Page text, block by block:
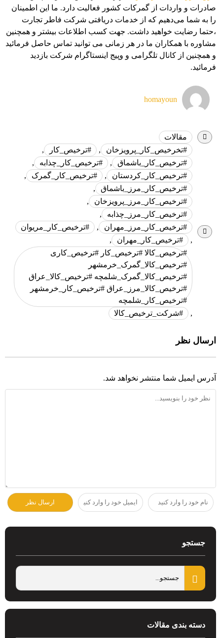
صادرات و واردات از گمرکات کشور فعالیت دارد. ما این اطمینان
را به شما می‌دهیم که از خدمات دریافتی شرکت فاطر تجارت
،حتما رضایت خواهید داشت. جهت کسب اطلاعات بیشتر و همچنین
مشاوره با همکاران ما در هر زمانی می توانید تماس حاصل فرمائید
و همچنین از کانال تلگرامی و وپیج اینستاگرام شرکت بازدید
فرمائید.
homayoun
مقالات
#تخرخیص_کار_پرویزخان
, #ترخیص_کار
,
#ترخیص_کار_باشماق
, #ترخیص_کار_چذابه
,
#ترخیص_کار_کردستان
, #ترخیص_کار_گمرک
,
#ترخیص_کار_مرز_باشماق
,
#ترخیص_کار_مرز_پرویزخان
,
#ترخیص_کار_مرز_چذابه
,
#ترخیص_کار_مرز_مهران
,
#ترخیص_کار_مریوان
,
#ترخیص_کار_مهران
,
#ترخیص_کالا #ترخیص_کار #ترخیص_کاری
#ترخیص_کالا_گمرک_خرمشهر
#ترخیص_کالا_گمرک_شلمچه #ترخیص_کالا_عراق
#ترخیص_کالا_مرز_عراق #ترخیص_کار_خرمشهر
#ترخیص_کار_شلمچه
,
#شرکت_ترخیص_کالا
ارسال نظر
آدرس ایمیل شما منتشر نخواهد شد.
جستجو
دسته بندی مقالات